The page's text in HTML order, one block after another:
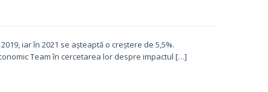
iar în 2021 se așteaptă o creștere de 5,5%.
Team în cercetarea lor despre impactul […]